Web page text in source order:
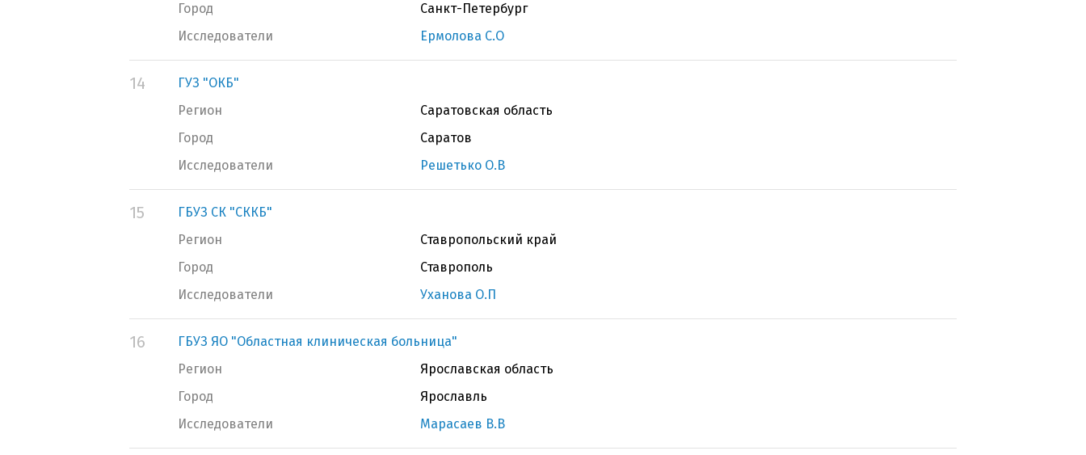
Город
Санкт-Петербург
Исследователи
Ермолова С.О
14
ГУЗ "ОКБ"
Регион
Саратовская область
Город
Саратов
Исследователи
Решетько О.В
15
ГБУЗ СК "СККБ"
Регион
Ставропольский край
Город
Ставрополь
Исследователи
Уханова О.П
16
ГБУЗ ЯО "Областная клиническая больница"
Регион
Ярославская область
Город
Ярославль
Исследователи
Марасаев В.В